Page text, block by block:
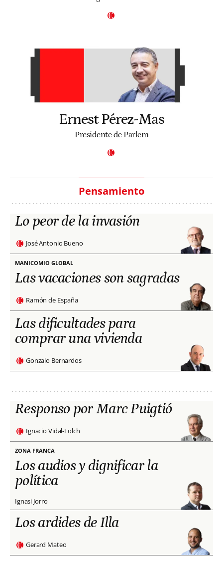
Ernest Pérez-Mas
Presidente de Parlem
Pensamiento
Lo peor de la invasión
José Antonio Bueno
MANICOMIO GLOBAL
Las vacaciones son sagradas
Ramón de España
Las dificultades para
comprar una vivienda
Gonzalo Bernardos
Responso por Marc Puigtió
Ignacio Vidal-Folch
ZONA FRANCA
Los audios y dignificar la
política
Ignasi Jorro
Los ardides de Illa
Gerard Mateo